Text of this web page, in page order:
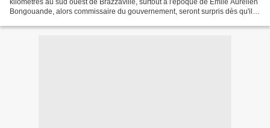
Bongouande, alors commissaire du gouvernement, seront surpris dès qu'ils